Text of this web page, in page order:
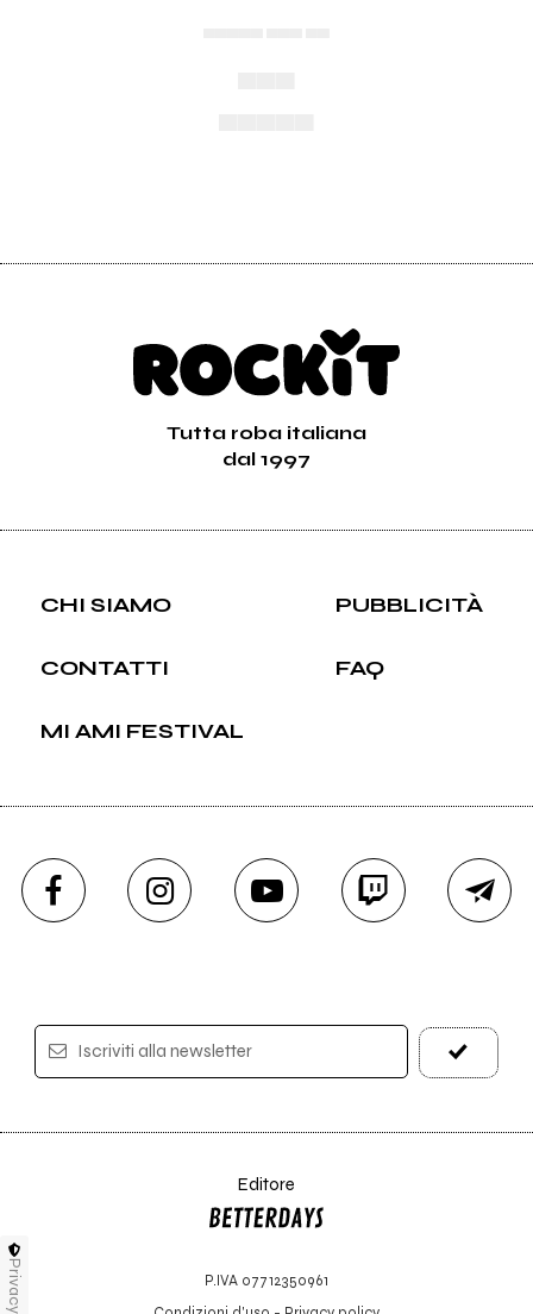
Tutta roba italiana
dal 1997
CHI SIAMO PUBBLICITÀ
CONTATTI FAQ
MI AMI FESTIVAL
Iscriviti alla newsletter
Editore
P.IVA 07712350961
Privacy